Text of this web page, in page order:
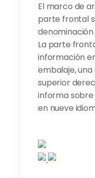
El marco de
parte frontal
La parte
información
embalaje,
superior
informa sobre
en nueve